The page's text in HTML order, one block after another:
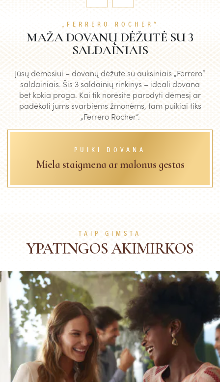
„FERRERO ROCHER“
MAŽA DOVANŲ DĖŽUTĖ SU 3
SALDAINIAIS
Jūsų dėmesiui – dovanų dėžutė su auksiniais „Ferrero“
saldainiais. Šis 3 saldainių rinkinys – ideali dovana
bet kokia proga. Kai tik norėsite parodyti dėmesį ar
padėkoti jums svarbiems žmonėms, tam puikiai tiks
„Ferrero Rocher“.
PUIKI DOVANA
Miela staigmena ar malonus gestas
TAIP GIMSTA
YPATINGOS AKIMIRKOS